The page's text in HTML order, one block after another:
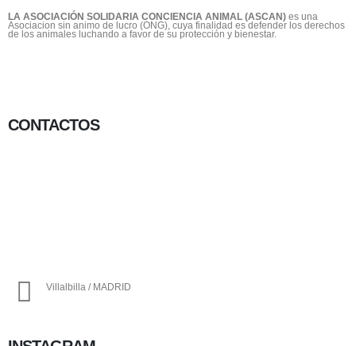
LA ASOCIACIÓN SOLIDARIA CONCIENCIA ANIMAL (ASCAN) es una
Asociacion sin animo de lucro (ONG), cuya finalidad es defender los derechos
de los animales luchando a favor de su protección y bienestar.
CONTACTOS
Villalbilla / MADRID